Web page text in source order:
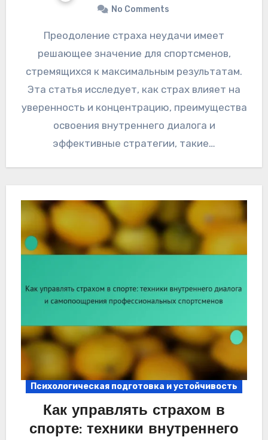
No Comments
Преодоление страха неудачи имеет
решающее значение для спортсменов,
стремящихся к максимальным результатам.
Эта статья исследует, как страх влияет на
уверенность и концентрацию, преимущества
освоения внутреннего диалога и
эффективные стратегии, такие…
Психологическая подготовка и устойчивость
Как управлять страхом в
спорте: техники внутреннего